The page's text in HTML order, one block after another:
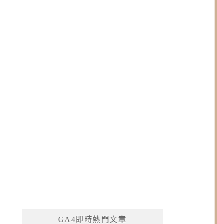
GA4即時熱門文章